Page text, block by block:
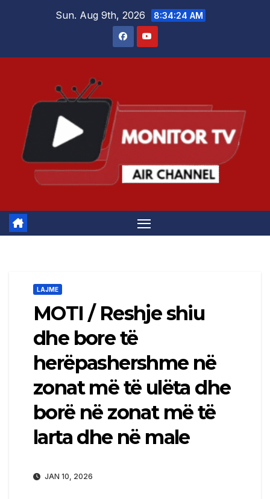
Sun. Aug 9th, 2026 8:34:24 AM
LAJME
MOTI / Reshje shiu
dhe bore të
herëpashershme në
zonat më të ulëta dhe
borë në zonat më të
larta dhe në male
JAN 10, 2026